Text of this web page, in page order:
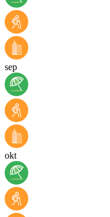
sep
okt